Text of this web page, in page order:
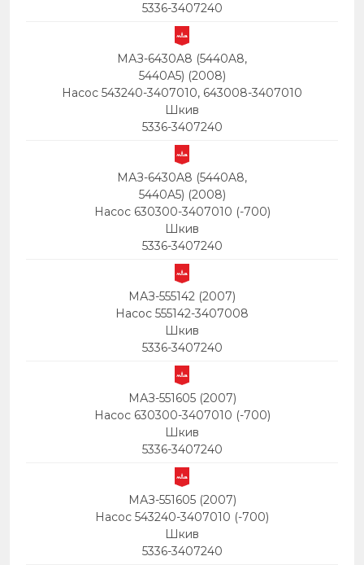
5336-3407240
МАЗ-6430A8 (5440A8,
5440A5) (2008)
Насос 543240-3407010, 643008-3407010
Шкив
5336-3407240
МАЗ-6430A8 (5440A8,
5440A5) (2008)
Насос 630300-3407010 (-700)
Шкив
5336-3407240
МАЗ-555142 (2007)
Hacoc 555142-3407008
Шкив
5336-3407240
МАЗ-551605 (2007)
Насос 630300-3407010 (-700)
Шкив
5336-3407240
МАЗ-551605 (2007)
Насос 543240-3407010 (-700)
Шкив
5336-3407240